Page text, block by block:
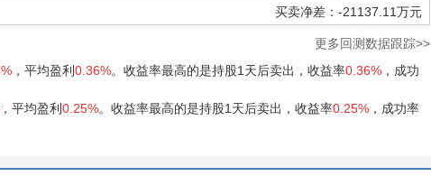
买卖净差： -21137.11万元
更多回测数据跟踪>>
，平均盈利 0.36%。收益率最高的是持股1天后卖出，收益率0.36% ，成功
，平均盈利 0.25%。收益率最高的是持股1天后卖出，收益率0.25% ，成功率